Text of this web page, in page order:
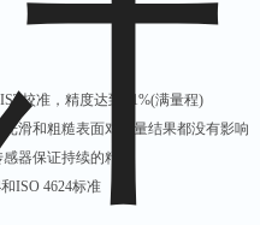
校准，精度达到±1%(满量程)
滑和粗糙表面对测量结果都没有影响
器保证持续的精度
ISO 4624标准